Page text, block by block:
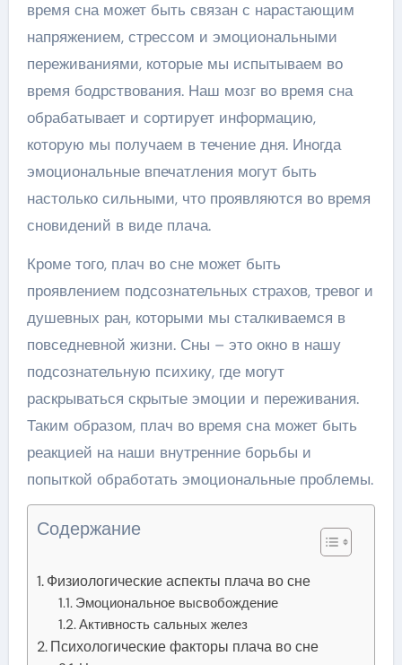
время сна может быть связан с нарастающим
напряжением, стрессом и эмоциональными
переживаниями, которые мы испытываем во
время бодрствования. Наш мозг во время сна
обрабатывает и сортирует информацию,
которую мы получаем в течение дня. Иногда
эмоциональные впечатления могут быть
настолько сильными, что проявляются во время
сновидений в виде плача.
Кроме того, плач во сне может быть
проявлением подсознательных страхов, тревог и
душевных ран, которыми мы сталкиваемся в
повседневной жизни. Сны – это окно в нашу
подсознательную психику, где могут
раскрываться скрытые эмоции и переживания.
Таким образом, плач во время сна может быть
реакцией на наши внутренние борьбы и
попыткой обработать эмоциональные проблемы.
Содержание
Физиологические аспекты плача во сне
Эмоциональное высвобождение
Активность сальных желез
Психологические факторы плача во сне